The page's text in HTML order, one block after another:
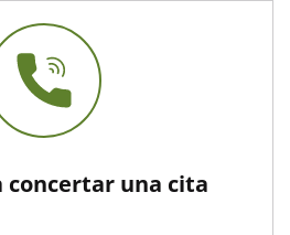
concertar una cita